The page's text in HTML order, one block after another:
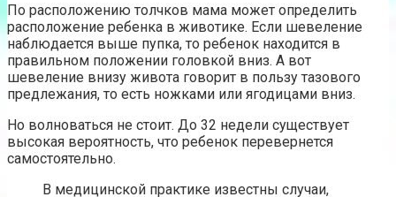
По расположению толчков мама может определить
расположение ребенка в животике. Если шевеление
наблюдается выше пупка, то ребенок находится в
правильном положении головкой вниз. А вот
шевеление внизу живота говорит в пользу тазового
предлежания, то есть ножками или ягодицами вниз.
Но волноваться не стоит. До 32 недели существует
высокая вероятность, что ребенок перевернется
самостоятельно.
В медицинской практике известны случаи,